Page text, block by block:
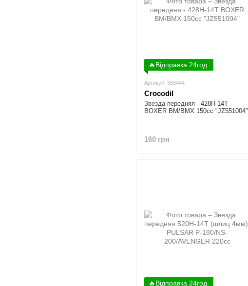
🔥Відправка 24год.
Артикул: 358444
Crocodil
Звезда передняя - 428H-14T
BOXER BM/ВМX 150cc "JZ551004"
160 грн
🔥Відправка 24год.